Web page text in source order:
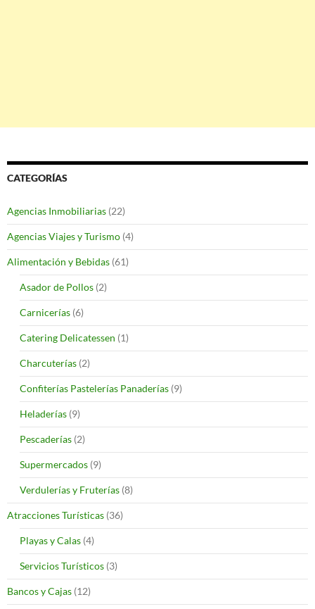
CATEGORÍAS
Agencias Inmobiliarias (22)
Agencias Viajes y Turismo (4)
Alimentación y Bebidas (61)
Asador de Pollos (2)
Carnicerías (6)
Catering Delicatessen (1)
Charcuterías (2)
Confiterías Pastelerías Panaderías (9)
Heladerías (9)
Pescaderías (2)
Supermercados (9)
Verdulerías y Fruterías (8)
Atracciones Turísticas (36)
Playas y Calas (4)
Servicios Turísticos (3)
Bancos y Cajas (12)